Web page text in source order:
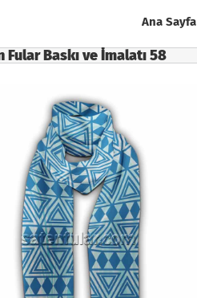
Ana Sayfa
Fular Baskı ve İmalatı 58